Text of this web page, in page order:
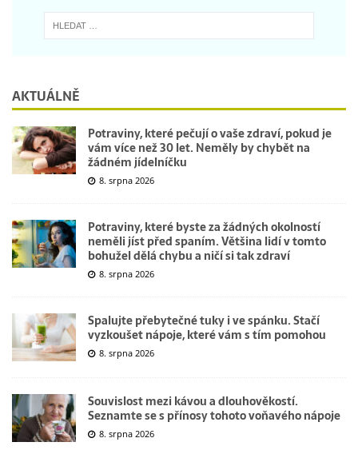
AKTUÁLNĚ
Potraviny, které pečují o vaše zdraví, pokud je
vám více než 30 let. Neměly by chybět na
žádném jídelníčku
8. srpna 2026
Potraviny, které byste za žádných okolností
neměli jíst před spaním. Většina lidí v tomto
bohužel dělá chybu a ničí si tak zdraví
8. srpna 2026
Spalujte přebytečné tuky i ve spánku. Stačí
vyzkoušet nápoje, které vám s tím pomohou
8. srpna 2026
Souvislost mezi kávou a dlouhověkostí.
Seznamte se s přínosy tohoto voňavého nápoje
8. srpna 2026